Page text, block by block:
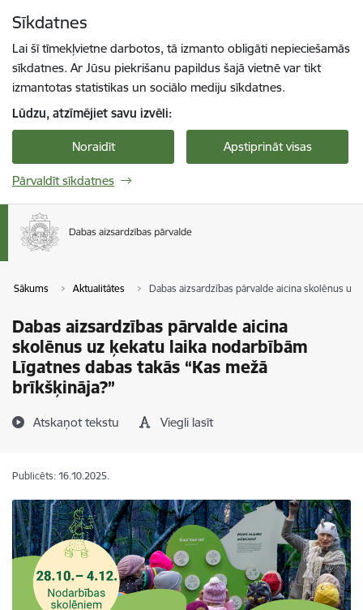
Sīkdatnes
Lai šī tīmekļvietne darbotos, tā izmanto obligāti nepieciešamās
sīkdatnes. Ar Jūsu piekrišanu papildus šajā vietnē var tikt
izmantotas statistikas un sociālo mediju sīkdatnes.
Lūdzu, atzīmējiet savu izvēli:
Noraidīt Apstiprināt visas
Pārvaldīt sīkdatnes
Sākums Aktualitātes Dabas aizsardzības pārvalde aicina skolēnus uz
Dabas aizsardzības pārvalde aicina
skolēnus uz ķekatu laika nodarbībām
Līgatnes dabas takās “Kas mežā
brīkšķināja?”
Atskaņot tekstu Viegli lasīt
Publicēts: 16.10.2025.